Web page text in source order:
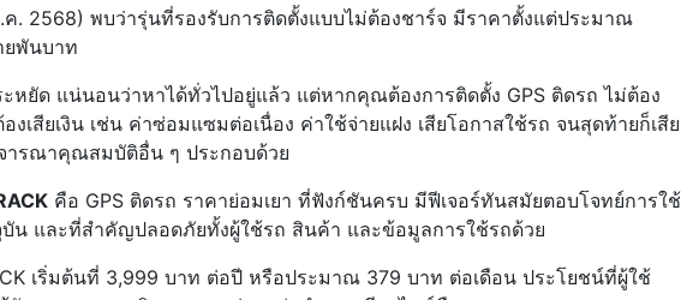
. 2568) พบว่ารุ่นที่รองรับการติดตั้งแบบไม่ต้องชาร์จ มีราคาตั้งแต่ประมาณ
ยพันบาท
ะหยัด แน่นอนว่าหาได้ทั่วไปอยู่แล้ว แต่หากคุณต้องการติดตั้ง GPS ติดรถ ไม่ต้อง
เสียเงิน เช่น ค่าซ่อมแซมต่อเนื่อง ค่าใช้จ่ายแฝง เสียโอกาสใช้รถ จนสุดท้ายก็เสีย
ารณาคุณสมบัติอื่น ๆ ประกอบด้วย
คือ GPS ติดรถ ราคาย่อมเยา ที่ฟังก์ชันครบ มีฟีเจอร์ทันสมัยตอบโจทย์การใช้
บัน และที่สำคัญปลอดภัยทั้งผู้ใช้รถ สินค้า และข้อมูลการใช้รถด้วย
เริ่มต้นที่ 3,999 บาท ต่อปี หรือประมาณ 379 บาท ต่อเดือน ประโยชน์ที่ผู้ใช้